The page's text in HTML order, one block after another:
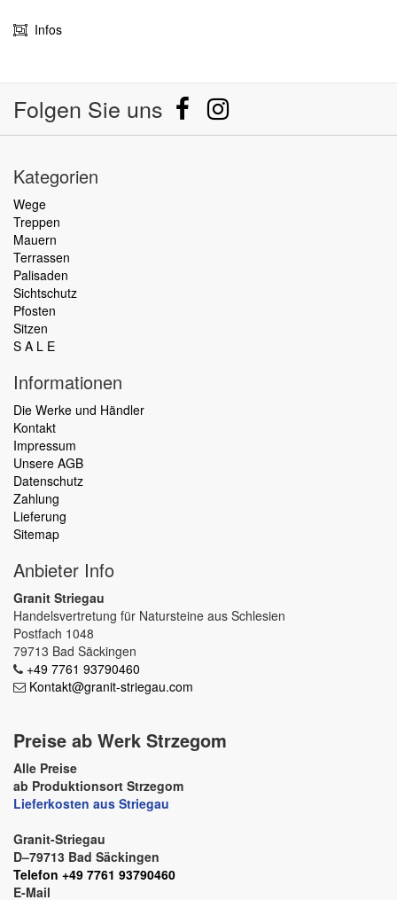
Infos
Folgen Sie uns
Kategorien
Wege
Treppen
Mauern
Terrassen
Palisaden
Sichtschutz
Pfosten
Sitzen
S A L E
Informationen
Die Werke und Händler
Kontakt
Impressum
Unsere AGB
Datenschutz
Zahlung
Lieferung
Sitemap
Anbieter Info
Granit Striegau
Handelsvertretung für Natursteine aus Schlesien
Postfach 1048
79713 Bad Säckingen
+49 7761 93790460
Kontakt@granit-striegau.com
Preise ab Werk Strzegom
Alle Preise
ab Produktionsort Strzegom
Lieferkosten aus Striegau
Granit-Striegau
D–79713 Bad Säckingen
Telefon +49 7761 93790460
E-Mail